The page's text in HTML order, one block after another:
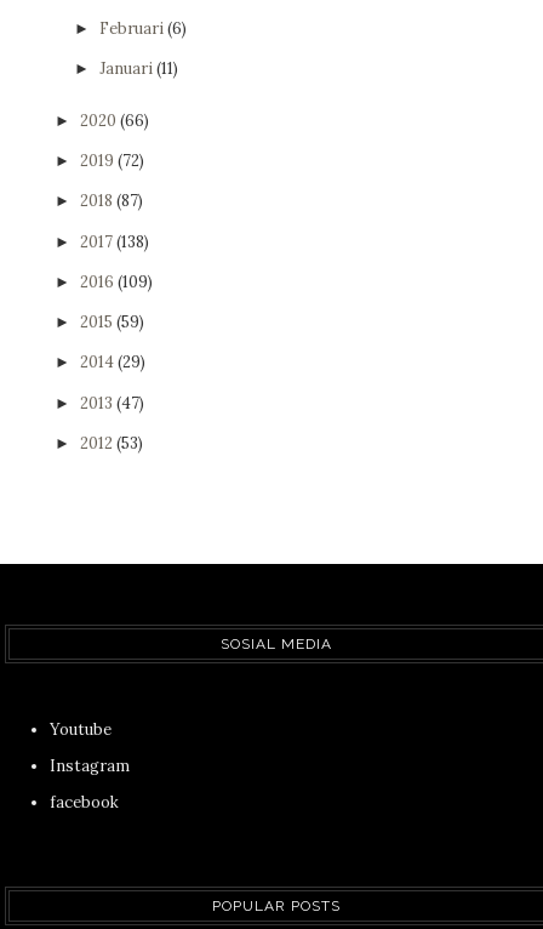
► Februari(6)
► Januari(11)
► 2020 (66)
► 2019 (72)
► 2018 (87)
► 2017(138)
► 2016 (109)
► 2015 (59)
► 2014(29)
► 2013 (47)
► 2012 (53)
SOSIAL MEDIA
Youtube
Instagram
facebook
POPULAR POSTS